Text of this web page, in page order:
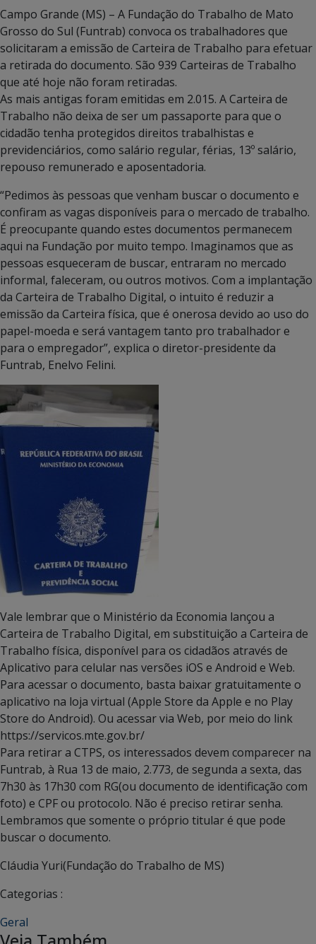
Campo Grande (MS) – A Fundação do Trabalho de Mato
Grosso do Sul (Funtrab) convoca os trabalhadores que
solicitaram a emissão de Carteira de Trabalho para efetuar
a retirada do documento. São 939 Carteiras de Trabalho
que até hoje não foram retiradas.
As mais antigas foram emitidas em 2.015. A Carteira de
Trabalho não deixa de ser um passaporte para que o
cidadão tenha protegidos direitos trabalhistas e
previdenciários, como salário regular, férias, 13º salário,
repouso remunerado e aposentadoria.
“Pedimos às pessoas que venham buscar o documento e
confiram as vagas disponíveis para o mercado de trabalho.
É preocupante quando estes documentos permanecem
aqui na Fundação por muito tempo. Imaginamos que as
pessoas esqueceram de buscar, entraram no mercado
informal, faleceram, ou outros motivos. Com a implantação
da Carteira de Trabalho Digital, o intuito é reduzir a
emissão da Carteira física, que é onerosa devido ao uso do
papel-moeda e será vantagem tanto pro trabalhador e
para o empregador”, explica o diretor-presidente da
Funtrab, Enelvo Felini.
Vale lembrar que o Ministério da Economia lançou a
Carteira de Trabalho Digital, em substituição a Carteira de
Trabalho física, disponível para os cidadãos através de
Aplicativo para celular nas versões iOS e Android e Web.
Para acessar o documento, basta baixar gratuitamente o
aplicativo na loja virtual (Apple Store da Apple e no Play
Store do Android). Ou acessar via Web, por meio do link
https://servicos.mte.gov.br/
Para retirar a CTPS, os interessados devem comparecer na
Funtrab, à Rua 13 de maio, 2.773, de segunda a sexta, das
7h30 às 17h30 com RG(ou documento de identificação com
foto) e CPF ou protocolo. Não é preciso retirar senha.
Lembramos que somente o próprio titular é que pode
buscar o documento.
Cláudia Yuri(Fundação do Trabalho de MS)
Categorias :
Geral